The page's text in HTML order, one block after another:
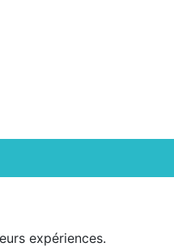
expériences.